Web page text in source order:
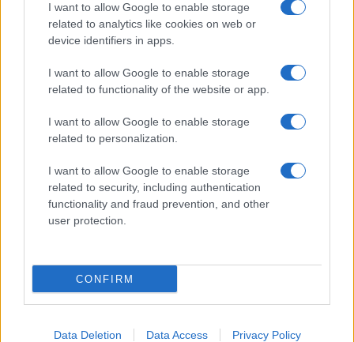
I want to allow Google to enable storage
related to analytics like cookies on web or
device identifiers in apps.
I want to allow Google to enable storage
related to functionality of the website or app.
I want to allow Google to enable storage
related to personalization.
I want to allow Google to enable storage
related to security, including authentication
functionality and fraud prevention, and other
user protection.
CONFIRM
Data Deletion Data Access Privacy Policy
A vallásos zsidók csak így repülnek egyik
országból a másikba